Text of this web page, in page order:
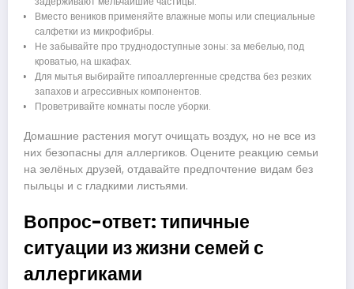
Вместо веников применяйте влажные мопы или специальные
салфетки из микрофибры.
Не забывайте про труднодоступные зоны: за мебелью, под
кроватью, на шкафах.
Для мытья выбирайте гипоаллергенные средства без резких
запахов и агрессивных компонентов.
Проветривайте комнаты после уборки.
Домашние растения могут очищать воздух, но не все из
них безопасны для аллергиков. Оцените реакцию семьи
на зелёных друзей, отдавайте предпочтение видам без
пыльцы и с гладкими листьями.
Вопрос-ответ: типичные
ситуации из жизни семей с
аллергиками